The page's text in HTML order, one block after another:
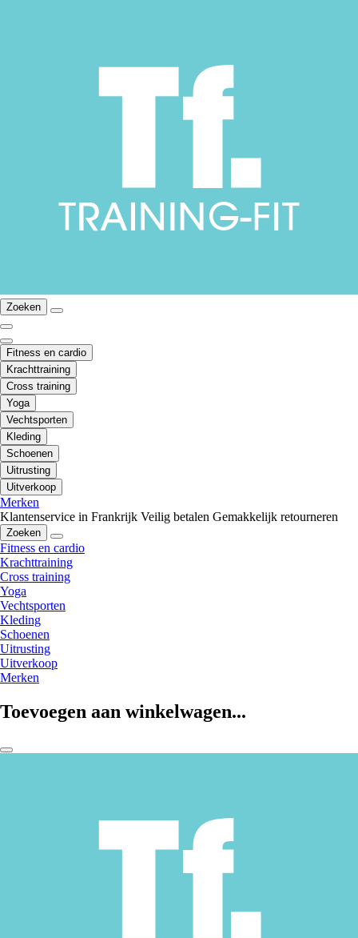
Zoeken
Fitness en cardio
Krachttraining
Cross training
Yoga
Vechtsporten
Kleding
Schoenen
Uitrusting
Uitverkoop
Merken
Klantenservice in Frankrijk Veilig betalen Gemakkelijk retourneren
Zoeken
Fitness en cardio
Krachttraining
Cross training
Yoga
Vechtsporten
Kleding
Schoenen
Uitrusting
Uitverkoop
Merken
Toevoegen aan winkelwagen...